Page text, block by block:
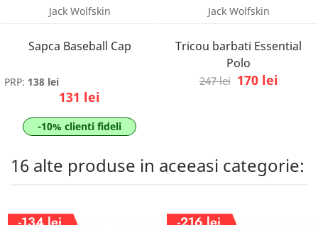
Jack Wolfskin
Sapca Baseball Cap
PRP: 138 lei
131 lei
-10% clienti fideli
Jack Wolfskin
Tricou barbati Essential
Polo
247 lei 170 lei
16 alte produse in aceeasi categorie: